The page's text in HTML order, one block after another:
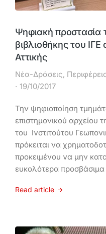
Ψηφιακή προστασία
βιβλιοθήκης του
Αττικής
Νέα-Δράσεις,
19/10/2017
Την ψηφιοποίηση
επιστημονικού αρχείου
του Ινστιτούτου
πρόκειται να
προκειμένου να μην
ευκολότερα προσβάσιμα
Read article